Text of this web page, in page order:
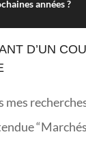
années ?
D’UN
mes